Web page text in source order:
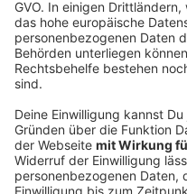
Adventssamstagen
Es handele sich um
der Corona-
den
Coronaschutz-
Voraussetzungen
Hygienekonzept